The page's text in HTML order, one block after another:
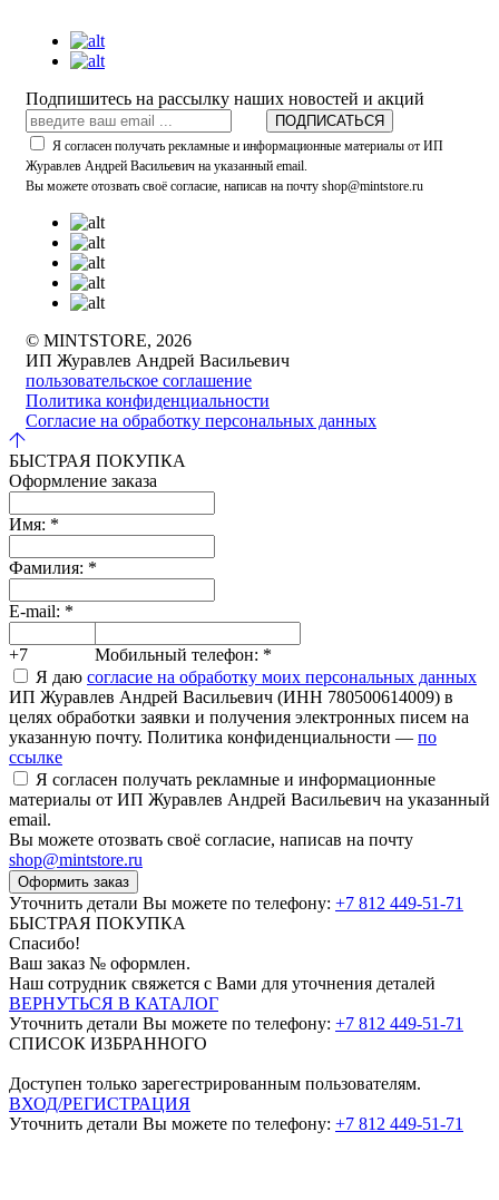
Подпишитесь на рассылку наших новостей и акций
ПОДПИСАТЬСЯ
Я согласен получать рекламные и информационные материалы от ИП
Журавлев Андрей Васильевич на указанный email.
Вы можете отозвать своё согласие, написав на почту shop@mintstore.ru
© MINTSTORE, 2026
ИП Журавлев Андрей Васильевич
пользовательское соглашение
Политика конфиденциальности
Согласие на обработку персональных данных
БЫСТРАЯ ПОКУПКА
Оформление заказа
Имя: *
Фамилия: *
E-mail: *
+7 Мобильный телефон: *
Я даю согласие на обработку моих персональных данных
ИП Журавлев Андрей Васильевич (ИНН 780500614009) в
целях обработки заявки и получения электронных писем на
указанную почту. Политика конфиденциальности — по
ссылке
Я согласен получать рекламные и информационные
материалы от ИП Журавлев Андрей Васильевич на указанный
email.
Вы можете отозвать своё согласие, написав на почту
shop@mintstore.ru
Оформить заказ
Уточнить детали Вы можете по телефону: +7 812 449-51-71
БЫСТРАЯ ПОКУПКА
Спасибо!
Ваш заказ № оформлен.
Наш сотрудник свяжется с Вами для уточнения деталей
ВЕРНУТЬСЯ В КАТАЛОГ
Уточнить детали Вы можете по телефону: +7 812 449-51-71
СПИСОК ИЗБРАННОГО
Доступен только зарегестрированным пользователям.
ВХОД/РЕГИСТРАЦИЯ
Уточнить детали Вы можете по телефону: +7 812 449-51-71